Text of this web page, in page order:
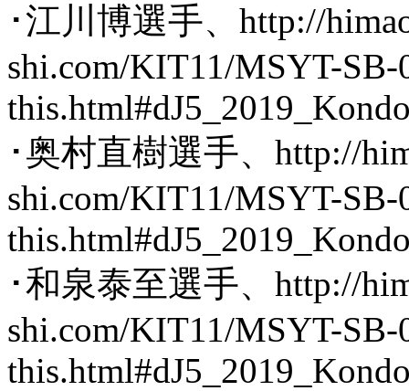
･江川博選手、http://
shi.com/KIT11/MSYT-SB-
･奥村直樹選手、http://
shi.com/KIT11/MSYT-SB-
･和泉泰至選手、http://
shi.com/KIT11/MSYT-